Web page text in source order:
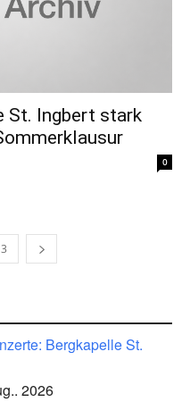
St. Ingbert stark
0
3
Bergkapelle St.
2026